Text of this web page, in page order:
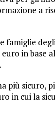
a
famiglie
in base
più sicuro,
in cui la